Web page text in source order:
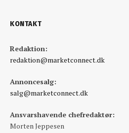
KONTAKT
Redaktion:
redaktion@marketconnect.dk
Annoncesalg:
salg@marketconnect.dk
Ansvarshavende chefredaktør:
Morten Jeppesen